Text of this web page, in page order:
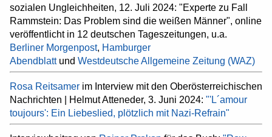
sozialen Ungleichheiten, 12. Juli 2024: "Experte zu Fall
Rammstein: Das Problem sind die weißen Männer", online
veröffentlicht in 12 deutschen Tageszeitungen, u.a.
Berliner Morgenpost, Hamburger
Abendblattund Westdeutsche Allgemeine Zeitung (WAZ)
Rosa Reitsamer im Interview mit den Oberösterreichischen
Nachrichten | Helmut Atteneder, 3. Juni 2024: "'L´amour
toujours': Ein Liebeslied, plötzlich mit Nazi-Refrain"